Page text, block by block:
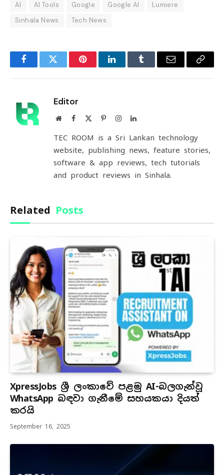
AI AI Tools Google Google AI
Lumiere
Sinhala News
Tech News
FacebookTwitter PinterestLinkedInTumblr Email
Copy
Editor
WebsiteFacebook PinterestInstagramLinkedIn
TEC ROOM is a Sri Lankan technology
website, publishing news, feature stories,
software & app reviews, tech tutorials
and product reviews in Sinhala.
Related Posts
XpressJobs ශ්‍රී ලංකාවේ පළමු AI-බලගැන්වූ
WhatsApp බඳවා ගැනීමේ සහයකයා දියත්
කරයි
September 16, 2025